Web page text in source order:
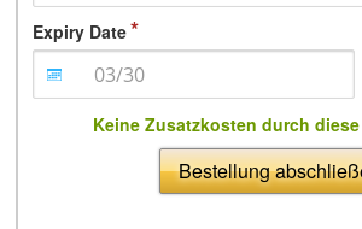
Expiry Date
Keine Zusatzkosten durch
Bestellung